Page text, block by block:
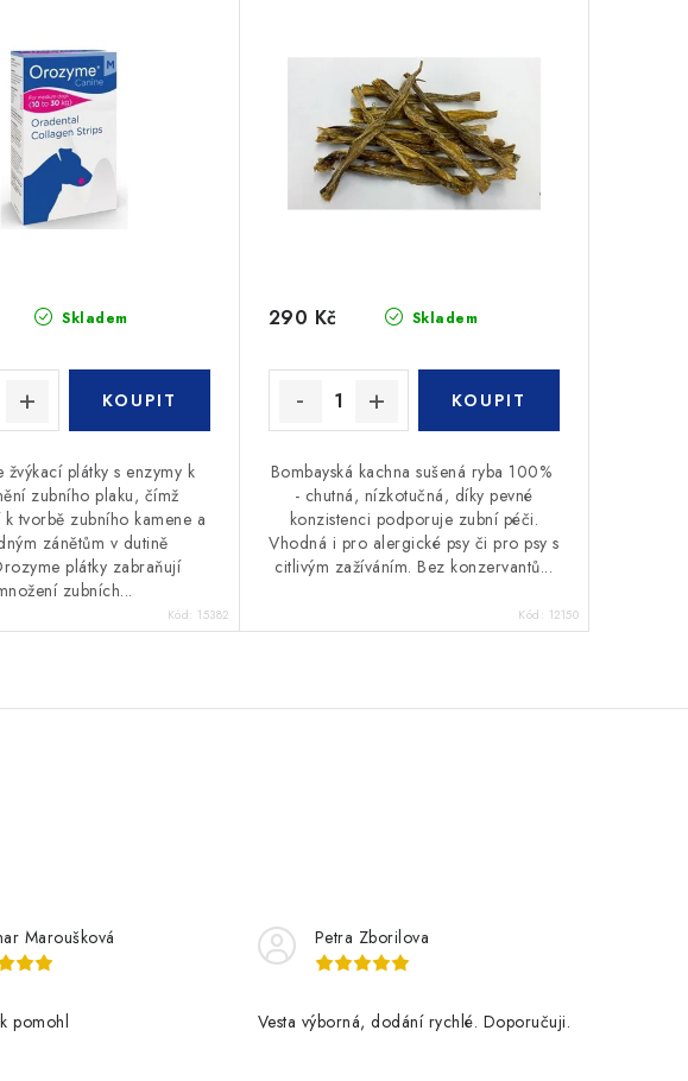
Skladem
žvýkací plátky s enzymy k
zubního plaku, čímž
tvorbě zubního kamene a
zánětům v dutině
plátky zabraňují
zubních...
Kód: 15382
Skladem
290 Kč
Bombayská kachna sušená ryba 100%
- chutná, nízkotučná, díky pevné
konzistenci podporuje zubní péči.
Vhodná i pro alergické psy či pro psy s
citlivým zažíváním. Bez konzervantů...
Kód: 12150
Maroušková
pomohl
Petra Zborilova
Vesta výborná, dodání rychlé. Doporučuji.